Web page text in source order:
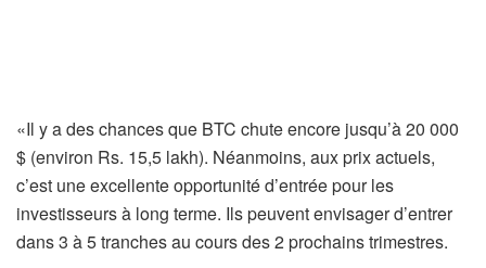
«Il y a des chances que BTC chute encore jusqu’à 20 000
$ (environ Rs. 15,5 lakh). Néanmoins, aux prix actuels,
c’est une excellente opportunité d’entrée pour les
investisseurs à long terme. Ils peuvent envisager d’entrer
dans 3 à 5 tranches au cours des 2 prochains trimestres.